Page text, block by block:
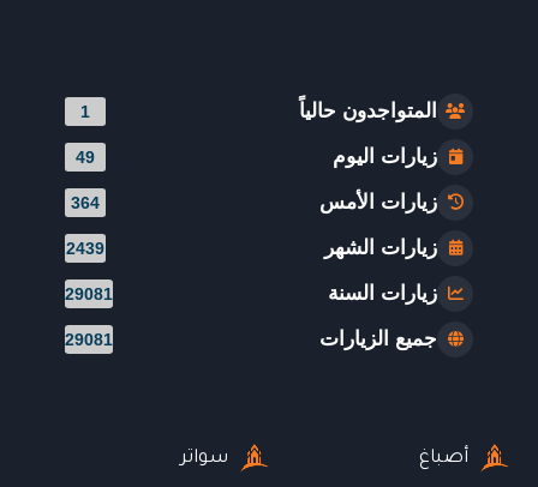
المتواجدون حالياً 1
زيارات اليوم 49
زيارات الأمس 364
زيارات الشهر 2439
زيارات السنة 29081
جميع الزيارات 29081
أصباغ سواتر